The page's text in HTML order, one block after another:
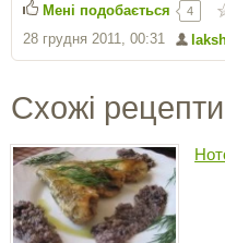
28 грудня 2011, 00:31
Мені подобається 4
Схожі рецепти